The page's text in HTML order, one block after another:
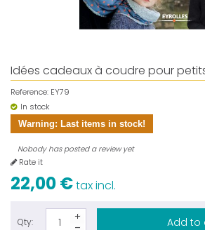
Idées cadeaux à coudre pour
Reference: EY79
In stock
Warning: Last items in stock!
Nobody has posted a review yet
Rate it
22,00 €tax incl.
Qty: Add to